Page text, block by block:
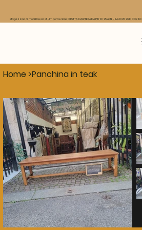
Home >Panchina in teak
Magazzino di mobili low cost - Importazione DIRETTA DALL'INDIA DA PIU' DI 25 ANNI - SALDI 2026 IN CORSO